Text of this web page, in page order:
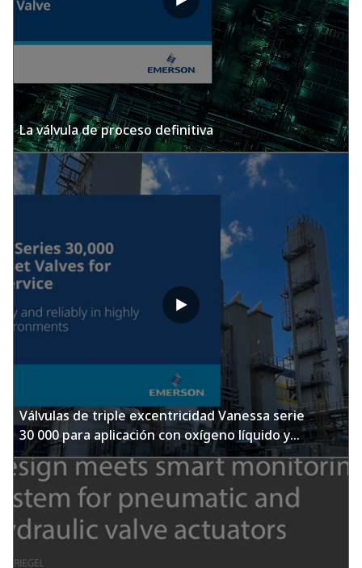
La válvula de proceso definitiva
Válvulas de triple excentricidad Vanessa serie
30 000 para aplicación con oxígeno líquido y
gaseoso